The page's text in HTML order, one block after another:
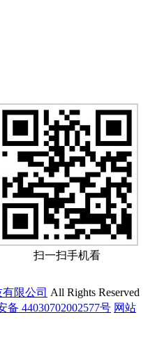
扫一扫手机看
限公司 All Rights Reserved
备 44030702002577号 网站